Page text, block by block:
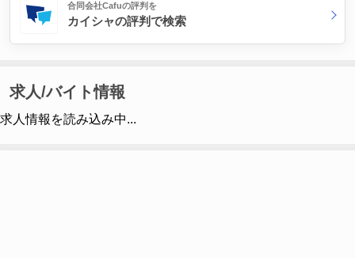
合同会社Cafuの評判を
カイシャの評判で検索
求人/バイト情報
求人情報を読み込み中...